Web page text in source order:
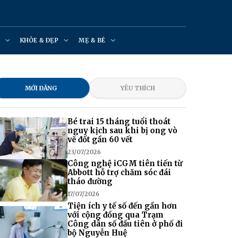
KHỎE & ĐẸP MẸ & BÉ
MỚI ĐĂNG YÊU THÍCH
Bé trai 15 tháng tuổi thoát
nguy kịch sau khi bị ong vò
vẽ đốt gần 60 vết
23/07/2026
Công nghệ iCGM tiên tiến từ
Abbott hỗ trợ chăm sóc đái
tháo đường
17/07/2026
Tiện ích y tế số đến gần hơn
với cộng đồng qua Trạm
Công dân số đầu tiên ở phố đi
bộ Nguyễn Huệ